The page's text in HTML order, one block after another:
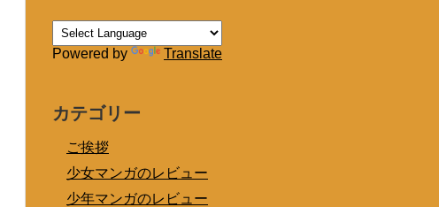
Powered by Translate
カテゴリー
ご挨拶
少女マンガのレビュー
少年マンガのレビュー